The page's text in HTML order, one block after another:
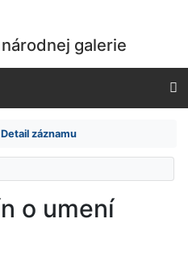
galerie
Detail záznamu
o umení